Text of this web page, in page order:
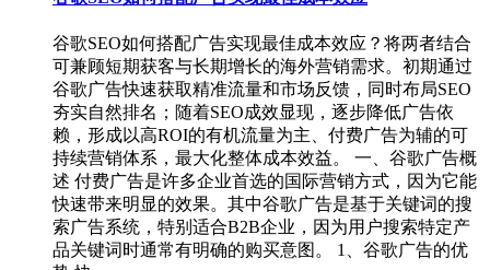
谷歌SEO如何搭配广告实现最佳成本效应？将两者结合
可兼顾短期获客与长期增长的海外营销需求。初期通过
谷歌广告快速获取精准流量和市场反馈，同时布局SEO
夯实自然排名；随着SEO成效显现，逐步降低广告依
赖，形成以高ROI的有机流量为主、付费广告为辅的可
持续营销体系，最大化整体成本效益。 一、谷歌广告概
述 付费广告是许多企业首选的国际营销方式，因为它能
快速带来明显的效果。其中谷歌广告是基于关键词的搜
索广告系统，特别适合B2B企业，因为用户搜索特定产
品关键词时通常有明确的购买意图。 1、谷歌广告的优